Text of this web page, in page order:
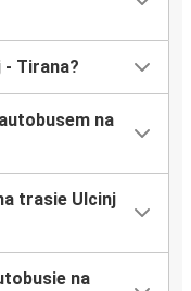
- Tirana?
na
trasie Ulcinj
na